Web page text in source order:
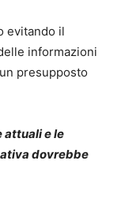
evitando il
informazioni
presupposto
attuali e le
dovrebbe